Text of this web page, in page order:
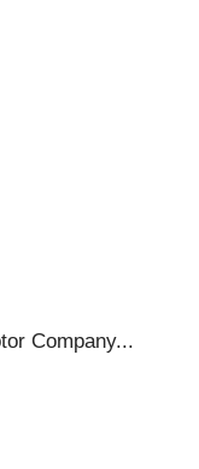
Company...